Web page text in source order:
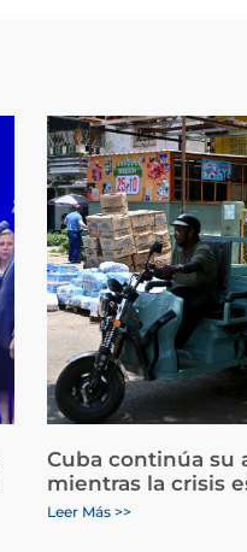
Cuba continúa su
mientras la crisis
Leer Más >>